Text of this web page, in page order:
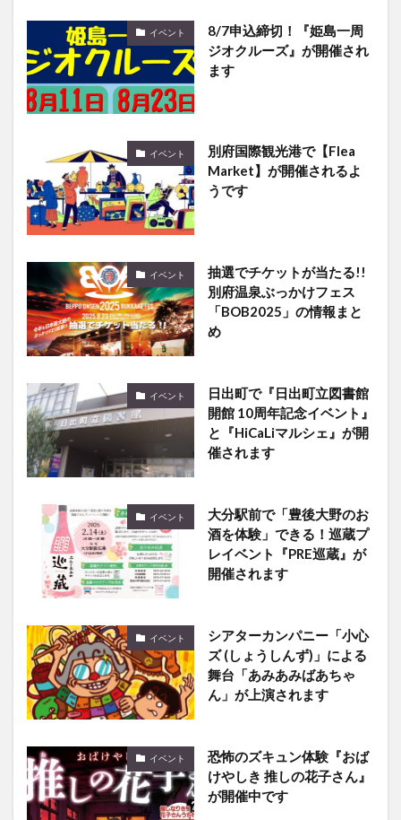
イベント
8/7申込締切！『姫島一周
ジオクルーズ』が開催され
ます
イベント
別府国際観光港で【Flea
Market】が開催されるよ
うです
イベント
抽選でチケットが当たる!!
別府温泉ぶっかけフェス
「BOB2025」の情報まと
め
イベント
日出町で『日出町立図書館
開館 10周年記念イベント』
と『HiCaLiマルシェ』が開
催されます
イベント
大分駅前で「豊後大野のお
酒を体験」できる！巡蔵プ
レイベント『PRE巡蔵』が
開催されます
イベント
シアターカンパニー「小心
ズ (しょうしんず)」による
舞台「あみあみばあちゃ
ん」が上演されます
イベント
恐怖のズキュン体験『おば
けやしき 推しの花子さん』
が開催中です